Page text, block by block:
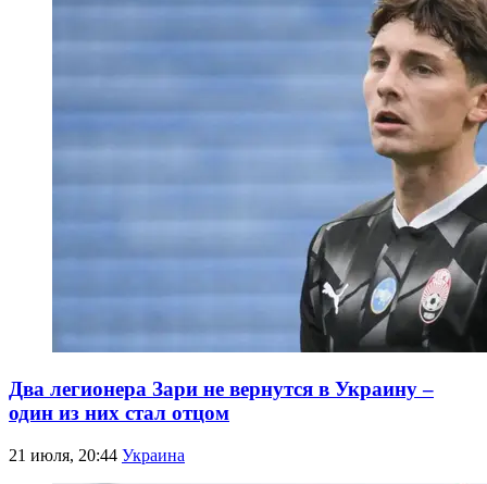
Два легионера Зари не вернутся в Украину –
один из них стал отцом
21 июля, 20:44 Украина